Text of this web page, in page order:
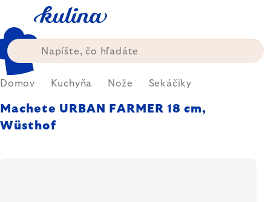
obsah
Domov Kuchyňa Nože Sekáčiky
Machete URBAN FARMER 18 cm,
Wüsthof